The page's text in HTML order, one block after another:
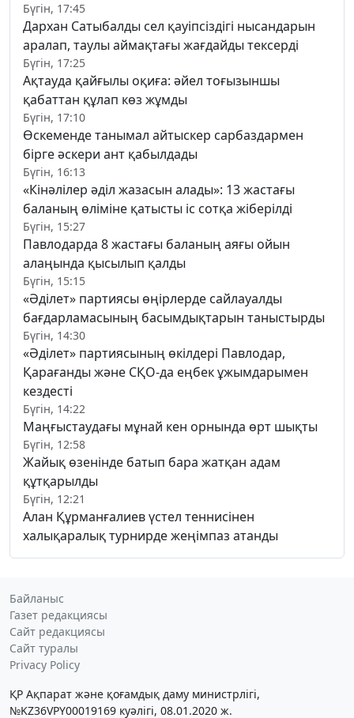
Бүгін, 17:45
Дархан Сатыбалды сел қауіпсіздігі нысандарын
аралап, таулы аймақтағы жағдайды тексерді
Бүгін, 17:25
Ақтауда қайғылы оқиға: әйел тоғызыншы
қабаттан құлап көз жұмды
Бүгін, 17:10
Өскеменде танымал айтыскер сарбаздармен
бірге әскери ант қабылдады
Бүгін, 16:13
«Кінәлілер әділ жазасын алады»: 13 жастағы
баланың өліміне қатысты іс сотқа жіберілді
Бүгін, 15:27
Павлодарда 8 жастағы баланың аяғы ойын
алаңында қысылып қалды
Бүгін, 15:15
«Әділет» партиясы өңірлерде сайлауалды
бағдарламасының басымдықтарын таныстырды
Бүгін, 14:30
«Әділет» партиясының өкілдері Павлодар,
Қарағанды және СҚО-да еңбек ұжымдарымен
кездесті
Бүгін, 14:22
Маңғыстаудағы мұнай кен орнында өрт шықты
Бүгін, 12:58
Жайық өзенінде батып бара жатқан адам
құтқарылды
Бүгін, 12:21
Алан Құрманғалиев үстел теннисінен
халықаралық турнирде жеңімпаз атанды
Байланыс
Газет редакциясы
Сайт редакциясы
Сайт туралы
Privacy Policy
ҚР Ақпарат және қоғамдық даму министрлігі,
№KZ36VPY00019169 куәлігі, 08.01.2020 ж.